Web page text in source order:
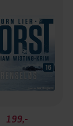
199,-